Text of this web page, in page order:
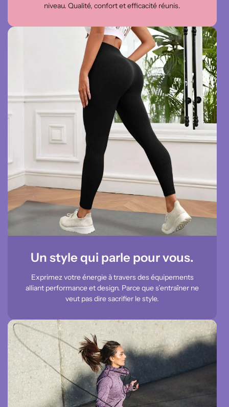
niveau. Qualité, confort et efficacité réunis.
Un style qui parle pour vous.
Exprimez votre énergie à travers des équipements
alliant performance et design. Parce que s’entraîner ne
veut pas dire sacrifier le style.